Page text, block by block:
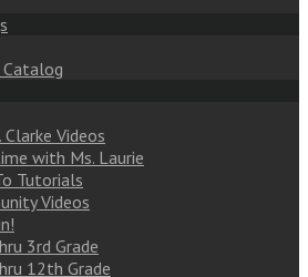
Clarke Videos
with Ms. Laurie
Tutorials
Videos
3rd Grade
12th Grade